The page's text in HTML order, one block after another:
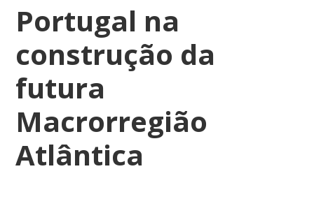
Portugal na
construção da
futura
Macrorregião
Atlântica